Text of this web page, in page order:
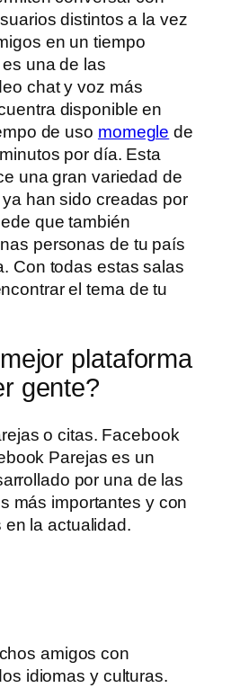
distintos a la vez
en un tiempo
es una de las
chat y voz más
disponible en
de uso momegle de
por día. Esta
una gran variedad de
han sido creadas por
que también
personas de tu país
Con todas estas salas
el tema de tu
plataforma
gente?
o citas. Facebook
Parejas es un
por una de las
más importantes y con
en la actualidad.
amigos con
idiomas y culturas.